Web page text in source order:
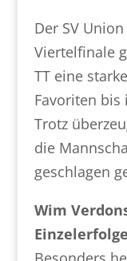
Der SV
Viertelfinale
TT eine
Favoriten bis
Trotz
die
geschlagen
Wim